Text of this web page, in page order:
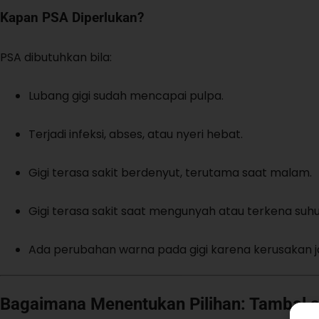
Kapan PSA Diperlukan?
PSA dibutuhkan bila:
Lubang gigi sudah mencapai pulpa.
Terjadi infeksi, abses, atau nyeri hebat.
Gigi terasa sakit berdenyut, terutama saat malam.
Gigi terasa sakit saat mengunyah atau terkena
Ada perubahan warna pada gigi karena kerusakan
Bagaimana Menentukan Pilihan: Tambal